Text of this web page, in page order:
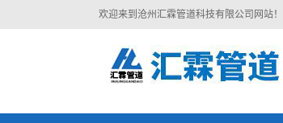
欢迎来到沧州汇霖管道科技有限公司网站！